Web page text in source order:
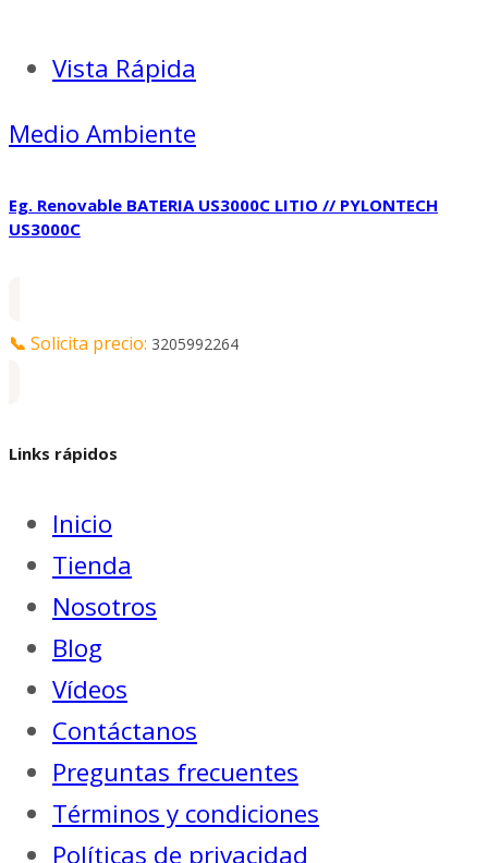
Vista Rápida
Medio Ambiente
Eg. Renovable BATERIA US3000C LITIO // PYLONTECH
US3000C
📞 Solicita precio: 3205992264
Links rápidos
Inicio
Tienda
Nosotros
Blog
Vídeos
Contáctanos
Preguntas frecuentes
Términos y condiciones
Políticas de privacidad